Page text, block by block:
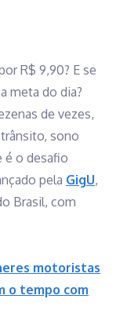
R$ 9,90? E se
meta do dia?
de vezes,
sono
é o desafio
pela GigU,
Brasil, com
motoristas
o tempo com